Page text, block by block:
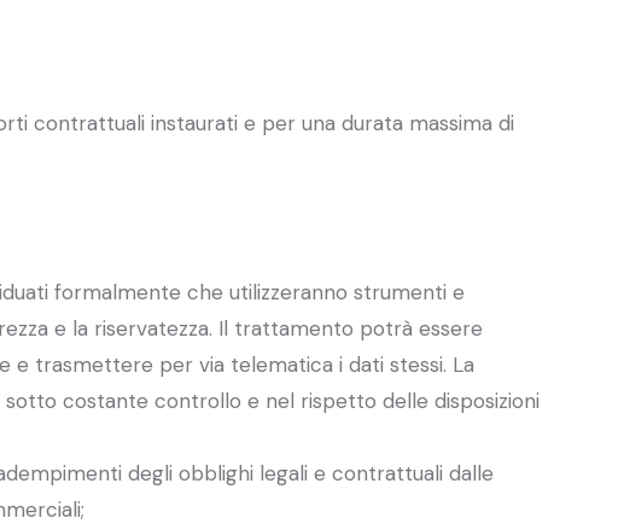
contrattuali instaurati e per una durata massima di
formalmente che utilizzeranno strumenti e
e la riservatezza. Il trattamento potrà essere
trasmettere per via telematica i dati stessi. La
costante controllo e nel rispetto delle disposizioni
degli obblighi legali e contrattuali dalle